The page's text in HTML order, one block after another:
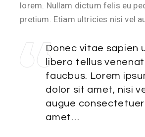
lorem. Nullam dictum felis eu
pretium. Etiam ultricies nisi vel
Donec vitae sapien
libero tellus
faucbus. Lorem
dolor sit amet, nisi
augue consectetuer
amet…